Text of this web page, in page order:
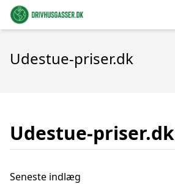
Udestue-priser.dk
Udestue-priser.dk
Seneste indlæg